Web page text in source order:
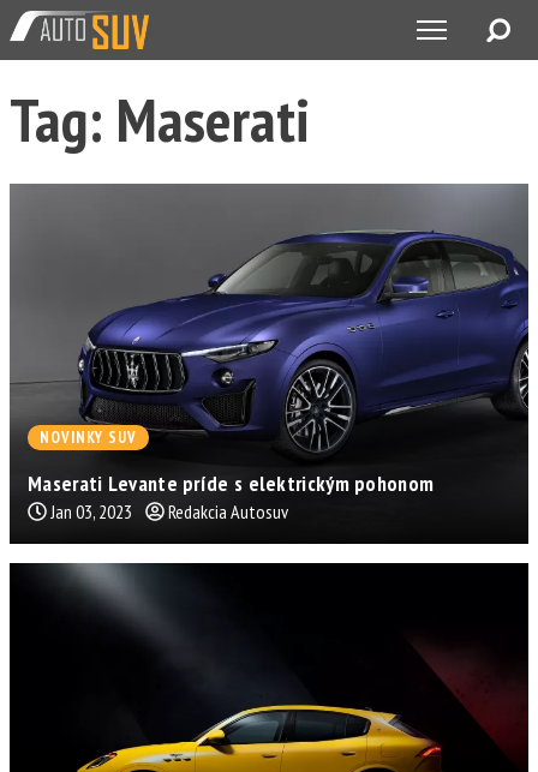
Tag: Maserati
NOVINKY SUV
Maserati Levante príde s elektrickým pohonom
Jan 03, 2023 Redakcia Autosuv